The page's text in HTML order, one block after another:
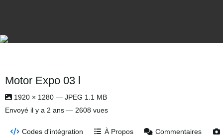
Motor Expo 03 l
1920 × 1280 — JPEG 1.1 MB
Envoyé il y a 2 ans — 2608 vues
Codes d'intégration À Propos Commentaires